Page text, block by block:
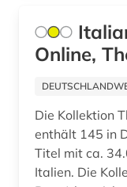
baltistik (1)
bamberg (1)
Online,
Die Kollektion
enthält 145 in
Titel mit ca.
Italien. Die